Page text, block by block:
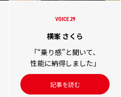
VOICE 29
横峯 さくら
「“乗り感”と聞いて、
性能に納得しました」
記事を読む